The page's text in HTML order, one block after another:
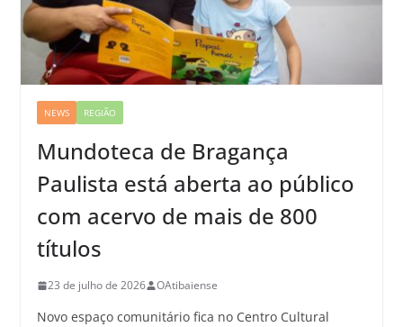
NEWS REGIÃO
Mundoteca de Bragança
Paulista está aberta ao público
com acervo de mais de 800
títulos
23 de julho de 2026 OAtibaiense
Novo espaço comunitário fica no Centro Cultural